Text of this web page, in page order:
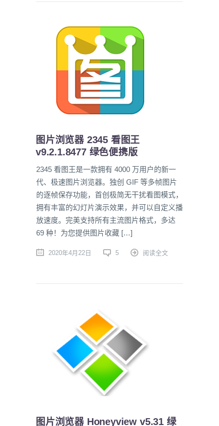
图片浏览器 2345 看图王
v9.2.1.8477 绿色便携版
2345 看图王是一款拥有 4000 万用户的新一
代、极速图片浏览器。独创 GIF 等多帧图片
的逐帧保存功能，首创极简无干扰看图模式，
拥有丰富的幻灯片演示效果，并可以自定义播
放速度。完美支持所有主流图片格式，多达
69 种！为您提供图片收藏 […]
2020年4月22日 5 阅读全文
图片浏览器 Honeyview v5.31 绿